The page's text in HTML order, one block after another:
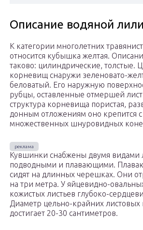
Описание водяной
К категории многолетних
относится кубышка желтая.
таково: цилиндрические, толстые.
корневищ снаружи зеленовато-
беловатый. Его наружную
рубцы, оставленные отмершей
структура корневища пористая,
донным отложениям оно крепится
множественных шнуровидных
Кувшинки снабжены двумя видами
подводными и плавающими.
сидят на длинных черешках. Они
на три метра. У яйцевидно-
кожистых листьев глубоко-
Диаметр цельно-крайних листовых
достигает 20-30 сантиметров.